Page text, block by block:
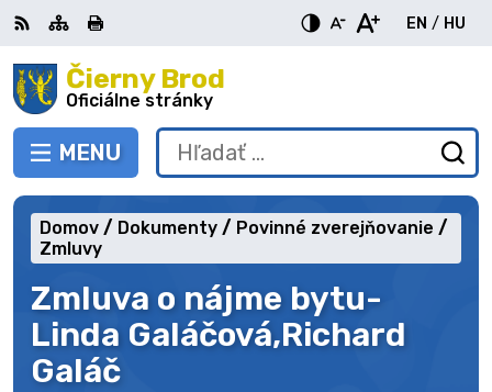
Preskočiť
na
obsah Čierny Brod
Oficiálne stránky
PREPNÚŤ
MENU
RSS MapaTlačiť
EN
English
/ HU
Hľadať:
Zmluva o nájme bytu-
Linda Galáčová,Richard
Galáč
Domov Dokumenty
Povinné zverejňovanie
Zmluvy